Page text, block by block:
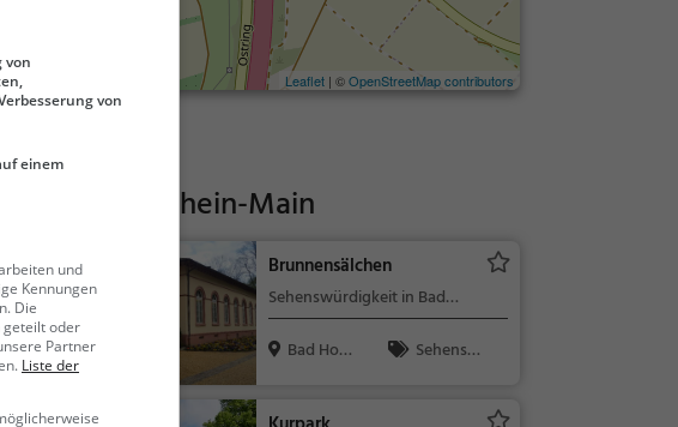
Leaflet | ©OpenStreetMap contributors
Rhein-Main
vor
&
Brunnensälchen
Sehenswürdigkeit in Bad
Homburg vor der Höhe
Bad Homb
Sehensw
von
von
einem
und
Kennungen
Die
geteilt oder
Partner
Liste der